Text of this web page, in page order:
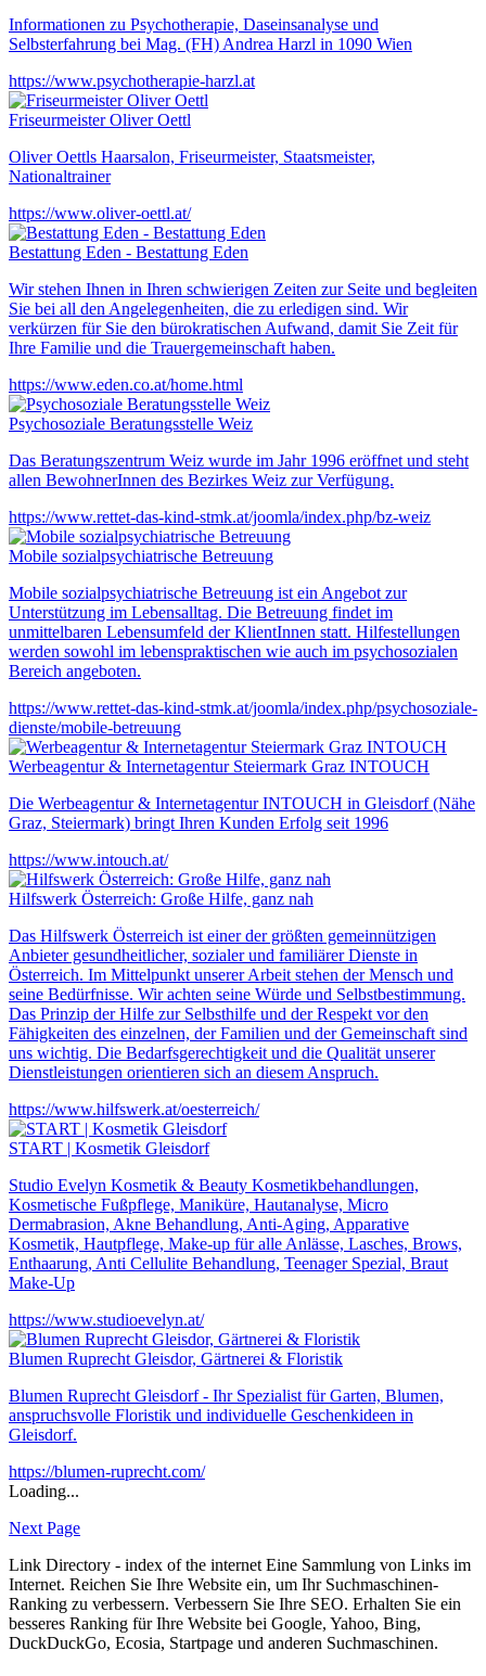
Informationen zu Psychotherapie, Daseinsanalyse und
Selbsterfahrung bei Mag. (FH) Andrea Harzl in 1090 Wien
https://www.psychotherapie-harzl.at
Friseurmeister Oliver Oettl
Oliver Oettls Haarsalon, Friseurmeister, Staatsmeister,
Nationaltrainer
https://www.oliver-oettl.at/
Bestattung Eden - Bestattung Eden
Wir stehen Ihnen in Ihren schwierigen Zeiten zur Seite und begleiten
Sie bei all den Angelegenheiten, die zu erledigen sind. Wir
verkürzen für Sie den bürokratischen Aufwand, damit Sie Zeit für
Ihre Familie und die Trauergemeinschaft haben.
https://www.eden.co.at/home.html
Psychosoziale Beratungsstelle Weiz
Das Beratungszentrum Weiz wurde im Jahr 1996 eröffnet und steht
allen BewohnerInnen des Bezirkes Weiz zur Verfügung.
https://www.rettet-das-kind-stmk.at/joomla/index.php/bz-weiz
Mobile sozialpsychiatrische Betreuung
Mobile sozialpsychiatrische Betreuung ist ein Angebot zur
Unterstützung im Lebensalltag. Die Betreuung findet im
unmittelbaren Lebensumfeld der KlientInnen statt. Hilfestellungen
werden sowohl im lebenspraktischen wie auch im psychosozialen
Bereich angeboten.
https://www.rettet-das-kind-stmk.at/joomla/index.php/psychosoziale-
dienste/mobile-betreuung
Werbeagentur & Internetagentur Steiermark Graz INTOUCH
Die Werbeagentur & Internetagentur INTOUCH in Gleisdorf (Nähe
Graz, Steiermark) bringt Ihren Kunden Erfolg seit 1996
https://www.intouch.at/
Hilfswerk Österreich: Große Hilfe, ganz nah
Das Hilfswerk Österreich ist einer der größten gemeinnützigen
Anbieter gesundheitlicher, sozialer und familiärer Dienste in
Österreich. Im Mittelpunkt unserer Arbeit stehen der Mensch und
seine Bedürfnisse. Wir achten seine Würde und Selbstbestimmung.
Das Prinzip der Hilfe zur Selbsthilfe und der Respekt vor den
Fähigkeiten des einzelnen, der Familien und der Gemeinschaft sind
uns wichtig. Die Bedarfsgerechtigkeit und die Qualität unserer
Dienstleistungen orientieren sich an diesem Anspruch.
https://www.hilfswerk.at/oesterreich/
START | Kosmetik Gleisdorf
Studio Evelyn Kosmetik & Beauty Kosmetikbehandlungen,
Kosmetische Fußpflege, Maniküre, Hautanalyse, Micro
Dermabrasion, Akne Behandlung, Anti-Aging, Apparative
Kosmetik, Hautpflege, Make-up für alle Anlässe, Lasches, Brows,
Enthaarung, Anti Cellulite Behandlung, Teenager Spezial, Braut
Make-Up
https://www.studioevelyn.at/
Blumen Ruprecht Gleisdor, Gärtnerei & Floristik
Blumen Ruprecht Gleisdorf - Ihr Spezialist für Garten, Blumen,
anspruchsvolle Floristik und individuelle Geschenkideen in
Gleisdorf.
https://blumen-ruprecht.com/
Loading...
Next Page
Link Directory - index of the internet Eine Sammlung von Links im
Internet. Reichen Sie Ihre Website ein, um Ihr Suchmaschinen-
Ranking zu verbessern. Verbessern Sie Ihre SEO. Erhalten Sie ein
besseres Ranking für Ihre Website bei Google, Yahoo, Bing,
DuckDuckGo, Ecosia, Startpage und anderen Suchmaschinen.